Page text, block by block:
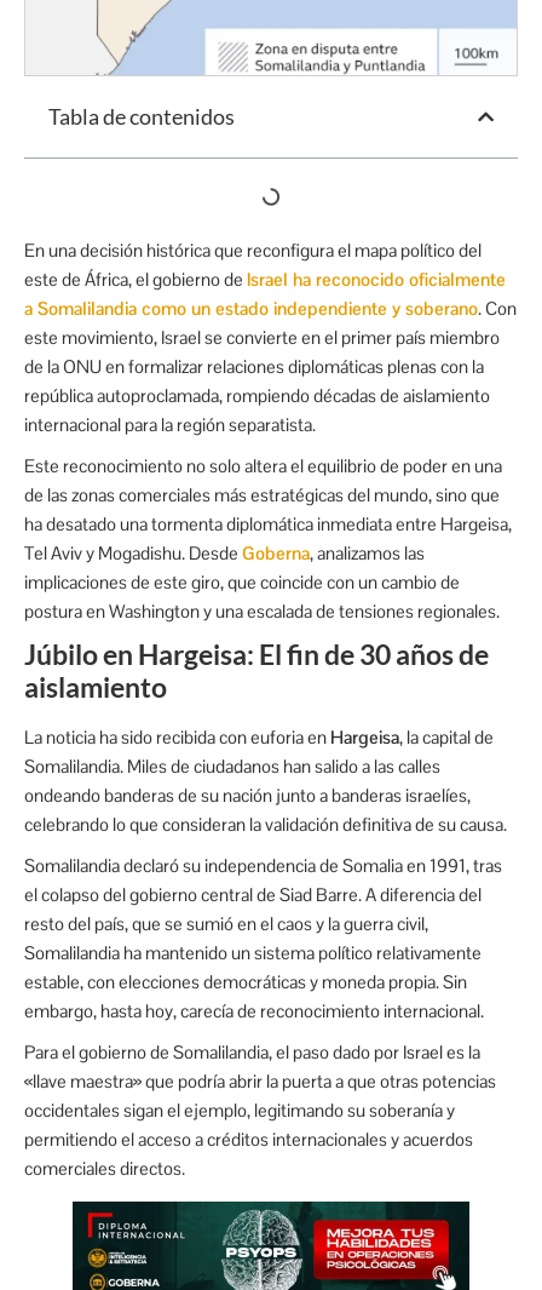
Tabla de contenidos
En una decisión histórica que reconfigura el mapa político del
este de África, el gobierno de Israel ha reconocido oficialmente
a Somalilandia como un estado independiente y soberano. Con
este movimiento, Israel se convierte en el primer país miembro
de la ONU en formalizar relaciones diplomáticas plenas con la
república autoproclamada, rompiendo décadas de aislamiento
internacional para la región separatista.
Este reconocimiento no solo altera el equilibrio de poder en una
de las zonas comerciales más estratégicas del mundo, sino que
ha desatado una tormenta diplomática inmediata entre Hargeisa,
Tel Aviv y Mogadishu. Desde Goberna, analizamos las
implicaciones de este giro, que coincide con un cambio de
postura en Washington y una escalada de tensiones regionales.
Júbilo en Hargeisa: El fin de 30 años de
aislamiento
La noticia ha sido recibida con euforia en Hargeisa, la capital de
Somalilandia. Miles de ciudadanos han salido a las calles
ondeando banderas de su nación junto a banderas israelíes,
celebrando lo que consideran la validación definitiva de su causa.
Somalilandia declaró su independencia de Somalia en 1991, tras
el colapso del gobierno central de Siad Barre.A diferencia del
resto del país, que se sumió en el caos y la guerra civil,
Somalilandia ha mantenido un sistema político relativamente
estable, con elecciones democráticas y moneda propia.Sin
embargo, hasta hoy, carecía de reconocimiento internacional.
Para el gobierno de Somalilandia, el paso dado por Israel es la
«llave maestra» que podría abrir la puerta a que otras potencias
occidentales sigan el ejemplo, legitimando su soberanía y
permitiendo el acceso a créditos internacionales y acuerdos
comerciales directos.